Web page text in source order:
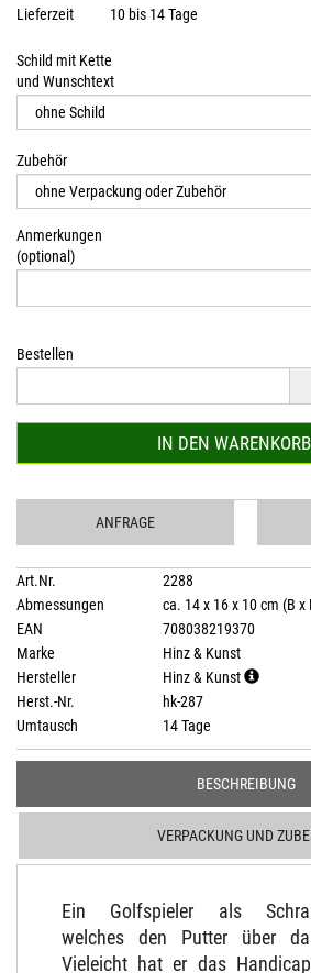
Lieferzeit 10 bis 14 Tage
Schild mit Kette
und Wunschtext
Zubehör
Anmerkungen
(optional)
Bestellen
IN DEN WARENKORB
ANFRAGE
Art.Nr.
2288
Abmessungen
ca. 14 x 16 x 10 cm (B x
EAN
708038219370
Marke
Hinz & Kunst
Hersteller
Hinz & Kunst
Herst.-Nr.
hk-287
Umtausch
14 Tage
BESCHREIBUNG
VERPACKUNG UND
Ein Golfspieler als
welches den Putter über
Vieleicht hat er das